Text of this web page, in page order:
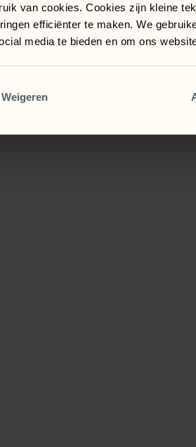
van cookies. Cookies zijn kleine
efficiënter te maken. We
media te bieden en om ons
Weigeren